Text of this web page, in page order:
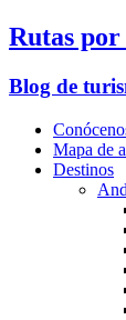
Rutas por
Blog de
Mapa de
Destinos